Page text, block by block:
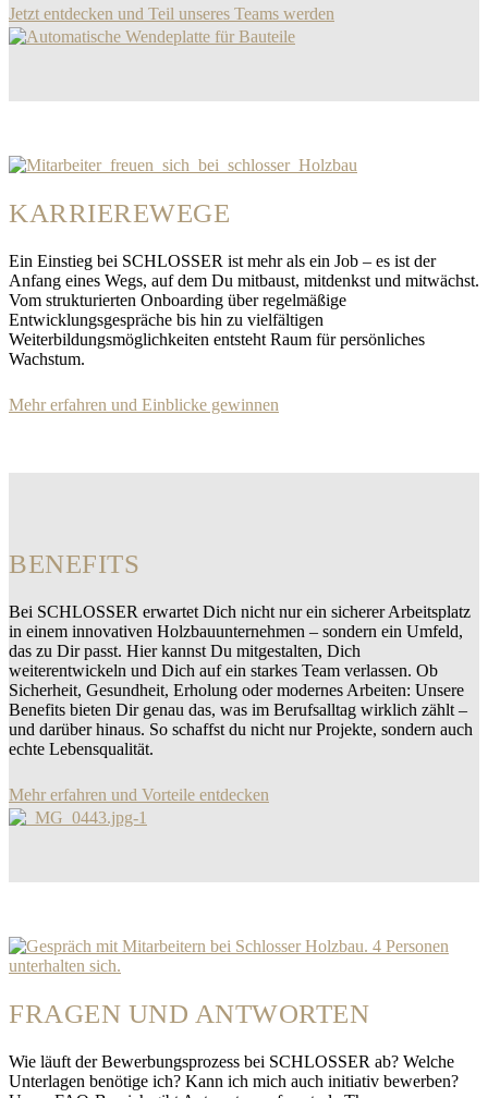
Jetzt entdecken und Teil unseres Teams werden
KARRIEREWEGE
Ein Einstieg bei SCHLOSSER ist mehr als ein Job – es ist der
Anfang eines Wegs, auf dem Du mitbaust, mitdenkst und mitwächst.
Vom strukturierten Onboarding über regelmäßige
Entwicklungsgespräche bis hin zu vielfältigen
Weiterbildungsmöglichkeiten entsteht Raum für persönliches
Wachstum.
Mehr erfahren und Einblicke gewinnen
BENEFITS
Bei SCHLOSSER erwartet Dich nicht nur ein sicherer Arbeitsplatz
in einem innovativen Holzbauunternehmen – sondern ein Umfeld,
das zu Dir passt. Hier kannst Du mitgestalten, Dich
weiterentwickeln und Dich auf ein starkes Team verlassen. Ob
Sicherheit, Gesundheit, Erholung oder modernes Arbeiten: Unsere
Benefits bieten Dir genau das, was im Berufsalltag wirklich zählt –
und darüber hinaus. So schaffst du nicht nur Projekte, sondern auch
echte Lebensqualität.
Mehr erfahren und Vorteile entdecken
FRAGEN UND ANTWORTEN
Wie läuft der Bewerbungsprozess bei SCHLOSSER ab? Welche
Unterlagen benötige ich? Kann ich mich auch initiativ bewerben?